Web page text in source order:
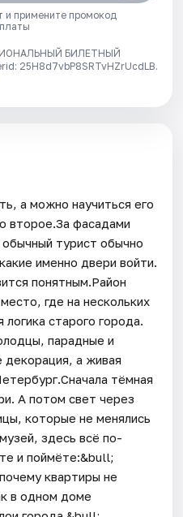
и примените промокод
БИЛЕТНЫЙ
25H8d7vbP8SRTvHZrUcdLB.
а можно научиться его
второе.За фасадами
турист обычно
именно двери войти.
понятным.Район
где на нескольких
логика старого города.
парадные и
декорация, а живая
тёмная
А потом свет через
которые не менялись
здесь всё по-
и поймёте:&bull;
квартиры не
в одном доме